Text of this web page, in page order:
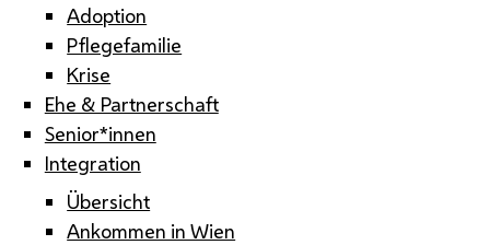
Adoption
Pflegefamilie
Krise
Ehe & Partnerschaft
Senior*innen
Integration
Übersicht
Ankommen in Wien